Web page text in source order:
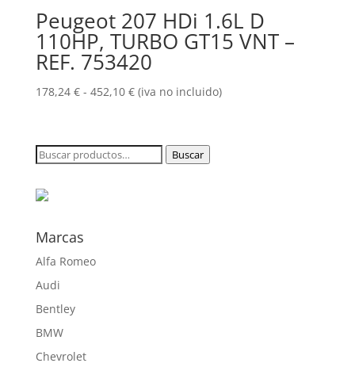
hasta
374,00 €
Peugeot 207 HDi 1.6L D
110HP, TURBO GT15 VNT –
REF. 753420
178,24 € - 452,10 €Rango
desde
178,24 €
(iva no incluido)
Buscar
Buscar
Marcas
Alfa Romeo
Audi
Bentley
BMW
Chevrolet